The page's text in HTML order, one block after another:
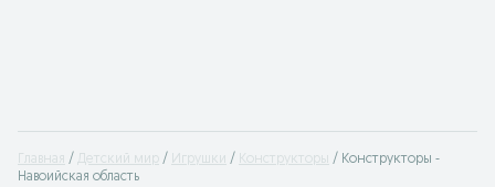
Главная Детский мир Игрушки Конструкторы
Конструкторы -
Навоийская область